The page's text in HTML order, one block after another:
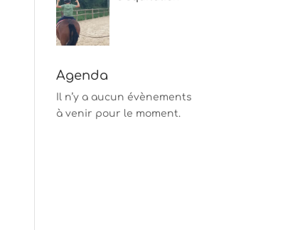
Agenda
Il n’y a aucun évènements
à venir pour le moment.